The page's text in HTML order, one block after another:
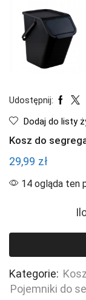
Udostępnij:
Dodaj do listy
Kosz do
29,99 zł
14 ogląda ten
Kategorie:
Pojemniki do